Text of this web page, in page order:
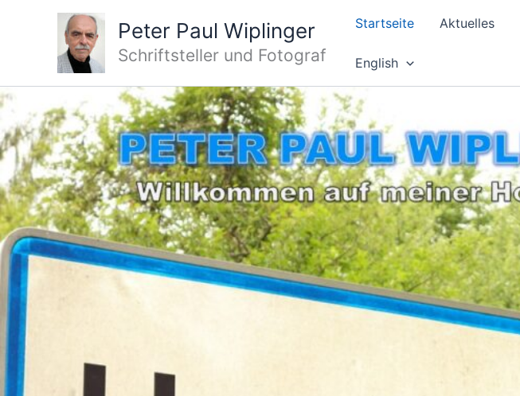
Peter Paul Wiplinger
Schriftsteller und Fotograf
Startseite Aktuelles
English